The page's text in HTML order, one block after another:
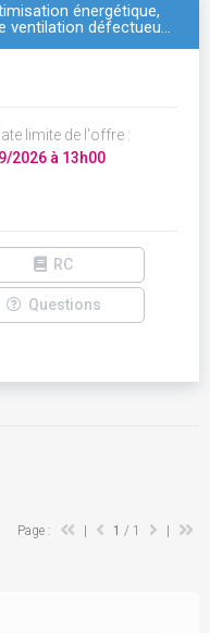
énergétique,
ventilation défectueu…
limite de l'offre :
2026 à 13h00
RC
Questions
Page : 1 / 1